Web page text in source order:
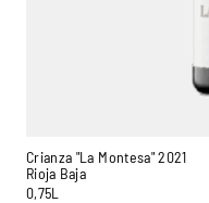
Crianza "La Montesa" 2021
Rioja Baja
0,75L